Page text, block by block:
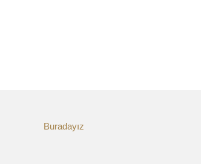
Buradayız